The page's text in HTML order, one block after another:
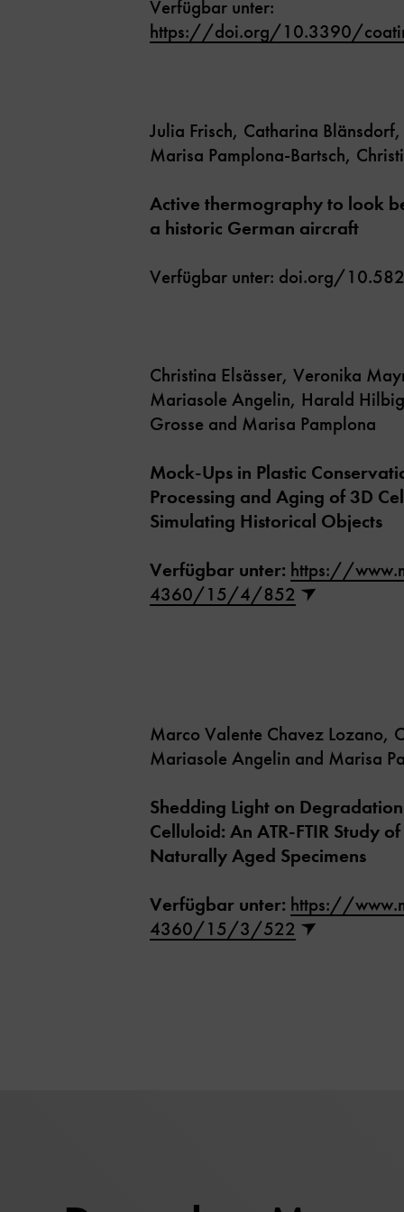
Verfügbar unter:
https://doi.org/10.3390/
Julia Frisch, Catharina
Marisa Pamplona-Bartsch,
Active thermography to look
a historic German aircraft
Verfügbar unter: doi.org/
Christina Elsässer, Veronika
Mariasole Angelin, Harald
Grosse and Marisa Pamplona
Mock-Ups in Plastic
Processing and Aging of 3D
Simulating Historical Objects
Verfügbar unter: https://
4360/15/4/852
Marco Valente Chavez Lozano,
Mariasole Angelin and Marisa
Shedding Light on
Celluloid: An ATR-FTIR Study
Naturally Aged Specimens
Verfügbar unter: https://
4360/15/3/522